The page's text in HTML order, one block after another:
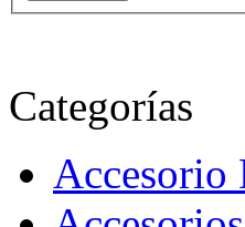
Categorías
Accesorio